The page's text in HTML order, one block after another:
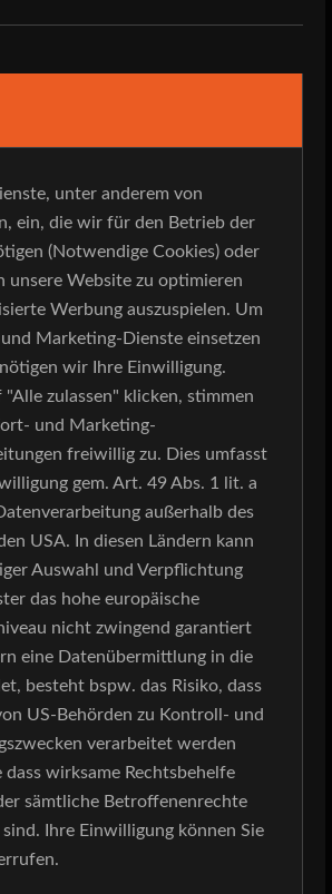
unter anderem von
ein, die wir für den Betrieb der
(Notwendige Cookies) oder
unsere Website zu optimieren
Werbung auszuspielen. Um
Marketing-Dienste einsetzen
wir Ihre Einwilligung.
"Alle zulassen" klicken, stimmen
und Marketing-
freiwillig zu. Dies umfasst
gem. Art. 49 Abs. 1 lit. a
außerhalb des
USA. In diesen Ländern kann
Auswahl und Verpflichtung
das hohe europäische
nicht zwingend garantiert
eine Datenübermittlung in die
besteht bspw. das Risiko, dass
US-Behörden zu Kontroll- und
verarbeitet werden
dass wirksame Rechtsbehelfe
sämtliche Betroffenenrechte
Ihre Einwilligung können Sie
ersten bis zur letzten Minute
Toten Hosen und den Ärzten,
von Smokie und CCR bis hin
von Status Quo, Journey und
Musikgeschmack hatte
etwas im Repertoire, so
jeder Besucher voll und
Kosten kam.
vier Stunden auch die letzte
war, waren sich alle einig,
geile Party hier noch nicht
man dies unbedingt fortsetzen
wie auch immer und vor allem:
– mit noch mehr
ausdrücklich unserem Freund
in den Pausen als auch
Konzerts das richtige Gespür für
unseres Publikums hatte
für diesen gelungenen